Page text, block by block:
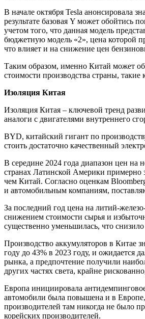
В начале октября Tesla анонсировала
результате базовая Y может обойтись
учетом того, что данная модель
бюджетную модель «2», цена которой
что влияет и на снижение цен
Таким образом, именно Китай может
стоимости производства страны,
Изоляция Китая
Изоляция Китая – ключевой тренд
аналоги с двигателями внутреннего
BYD, китайский гигант по
стоить достаточно качественный
В середине 2024 года диапазон цен
странах Латинской Америки примерно
чем Китай. Согласно оценкам
и автомобильным компаниям,
За последний год цена на литий-
снижением стоимости сырья и
существенно уменьшилась, что
Производство аккумуляторов в Китае
году до 43% в 2023 году, и ожидается
рынка, а предпочтение получили
других частях света, крайне
Европа инициировала
автомобили была повышена и в
производителей там никогда не было
корейских производителей.